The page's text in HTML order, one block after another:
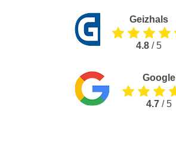
Geizhals
4.8 / 5
Google
4.7 / 5